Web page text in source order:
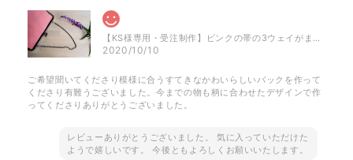
【KS様専用・受注制作】ピンクの帯の3ウェイがまぐちバッグ
2020/10/10
ご希望聞いてくださり模様に合うすてきなかわいらしいバックを作って
くださり有難うございました。今までの物も柄に合わせたデザインで作
ってくださりありがとうございました。
レビューありがとうございました。 気に入っていただけた
ようで嬉しいです。 今後ともよろしくお願いいたします。